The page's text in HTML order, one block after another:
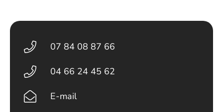
07 84 08 87 66
04 66 24 45 62
E-mail